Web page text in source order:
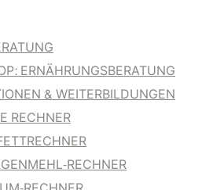
ERNÄHRUNGSBERATUNG
& WEITERBILDUNGEN
RECHNER
RECHNER